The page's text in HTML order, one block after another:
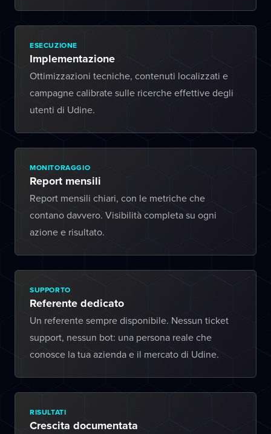
ESECUZIONE
Implementazione
Ottimizzazioni tecniche, contenuti localizzati e
campagne calibrate sulle ricerche effettive degli
utenti di Udine.
MONITORAGGIO
Report mensili
Report mensili chiari, con le metriche che
contano davvero. Visibilità completa su ogni
azione e risultato.
SUPPORTO
Referente dedicato
Un referente sempre disponibile. Nessun ticket
support, nessun bot: una persona reale che
conosce la tua azienda e il mercato di Udine.
RISULTATI
Crescita documentata